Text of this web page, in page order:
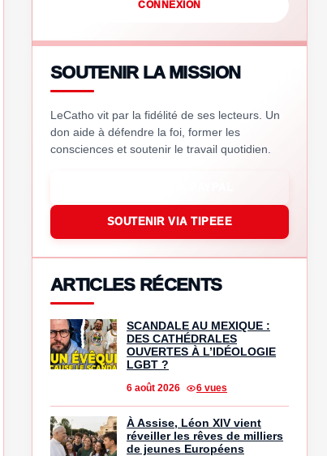
CONNEXION
SOUTENIR LA MISSION
LeCatho vit par la fidélité de ses lecteurs. Un
don aide à défendre la foi, former les
consciences et soutenir le travail quotidien.
SOUTENIR VIA TIPEEE
ARTICLES RÉCENTS
SCANDALE AU MEXIQUE :
DES CATHÉDRALES
OUVERTES À L’IDÉOLOGIE
LGBT ?
6 août 2026 6 vues
À Assise, Léon XIV vient
réveiller les rêves de milliers
de jeunes Européens